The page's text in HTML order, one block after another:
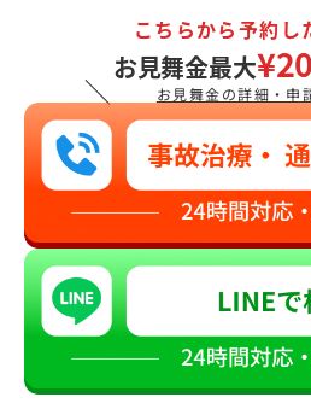
＼
こちらから予約し
お見舞金最大
お見舞金の詳細・申